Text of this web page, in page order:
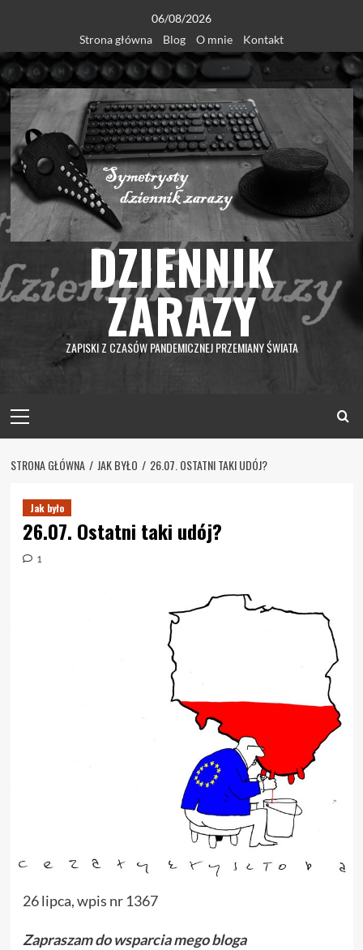
content
06/08/2026
Strona główna
Blog O mnie Kontakt
DZIENNIK
ZARAZY
ZAPISKI Z CZASÓW PANDEMICZNEJ PRZEMIANY ŚWIATA
Menu
STRONA GŁÓWNA JAK BYŁO 26.07. OSTATNI TAKI UDÓJ?
Jak było
26.07. Ostatni taki udój?
1
26 lipca, wpis nr 1367
Zapraszam do wsparcia mego bloga